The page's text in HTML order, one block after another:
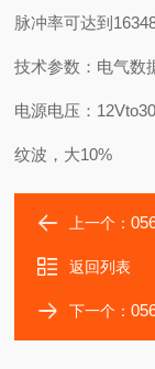
脉冲率可达到
技术参数：电气数
电源电压：
纹波，大10%
上一个：
返回列表
下一个：